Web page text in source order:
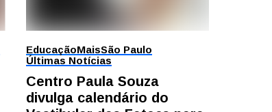
EducaçãoMaisSão Paulo
Últimas Notícias
Centro Paula Souza
divulga calendário do